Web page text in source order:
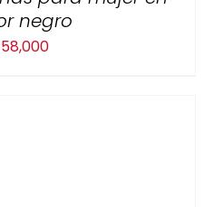
negro
58,000